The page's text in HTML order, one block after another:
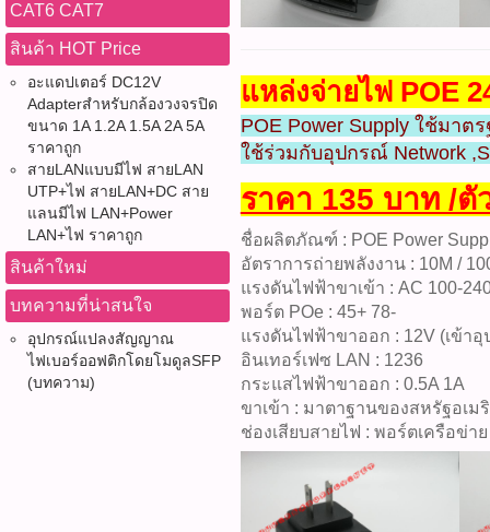
CAT6 CAT7
สินค้า HOT Price
อะแดปเตอร์ DC12V
Adapterสำหรับกล้องวงจรปิด
ขนาด 1A 1.2A 1.5A 2A 5A
ราคาถูก
สายLANแบบมีไฟ สายLAN
UTP+ไฟ สายLAN+DC สาย
แลนมีไฟ LAN+Power
LAN+ไฟ ราคาถูก
สินค้าใหม่
บทความที่น่าสนใจ
อุปกรณ์แปลงสัญญาณ
ไฟเบอร์ออฟติก​โดยโมดูลSFP
(บทความ)
แหล่งจ่ายไฟ POE
POE Power Supply ใช้มาต
ใช้ร่วมกับอุปกรณ์ Network
ราคา 135 บาท /ตั
ชื่อผลิตภัณฑ์ : POE Power
อัตราการถ่ายพลังงาน : 10M /
แรงดันไฟฟ้าขาเข้า : AC 100-
พอร์ต POe : 45+ 78-
แรงดันไฟฟ้าขาออก : 12V (เข้า
อินเทอร์เฟซ LAN : 1236
กระแสไฟฟ้าขาออก : 0.5A 1A
ขาเข้า : มาตาฐานของสหรัฐอเม
ช่องเสียบสายไฟ : พอร์ตเครือข่า